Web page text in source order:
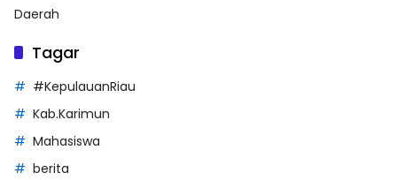
Daerah
Tagar
#KepulauanRiau
Kab.Karimun
Mahasiswa
berita